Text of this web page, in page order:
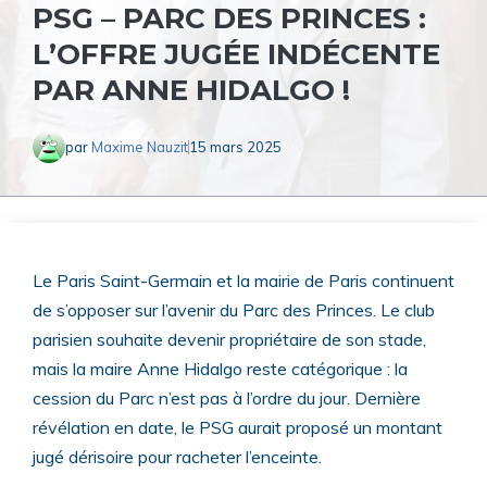
PSG – PARC DES PRINCES :
L’OFFRE JUGÉE INDÉCENTE
PAR ANNE HIDALGO !
parMaxime Nauzit15 mars 2025
Le Paris Saint-Germain et la mairie de Paris continuent
de s’opposer sur l’avenir du Parc des Princes. Le club
parisien souhaite devenir propriétaire de son stade,
mais la maire Anne Hidalgo reste catégorique : la
cession du Parc n’est pas à l’ordre du jour. Dernière
révélation en date, le PSG aurait proposé un montant
jugé dérisoire pour racheter l’enceinte.